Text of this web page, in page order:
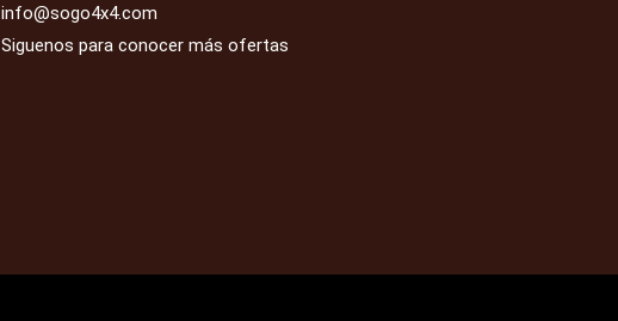
info@sogo4x4.com
Siguenos para conocer más ofertas